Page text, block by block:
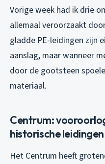
Vorige week had ik drie
allemaal veroorzaakt
gladde PE-leidingen zijn
aanslag, maar wanneer
door de gootsteen
materiaal.
Centrum:
historische leidingen
Het Centrum heeft